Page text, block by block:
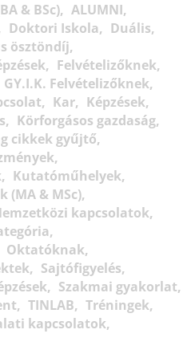
& BSc)
ALUMNI
Doktori Iskola
Duális
ösztöndíj
Felvételizőknek
GY.I.K. Felvételizőknek
Kar
Képzések
Körforgásos gazdaság
cikkek gyűjtő
Kutatóműhelyek
(MA & MSc)
kapcsolatok
Oktatóknak
Sajtófigyelés
Szakmai gyakorlat
TINLAB
Tréningek
kapcsolatok